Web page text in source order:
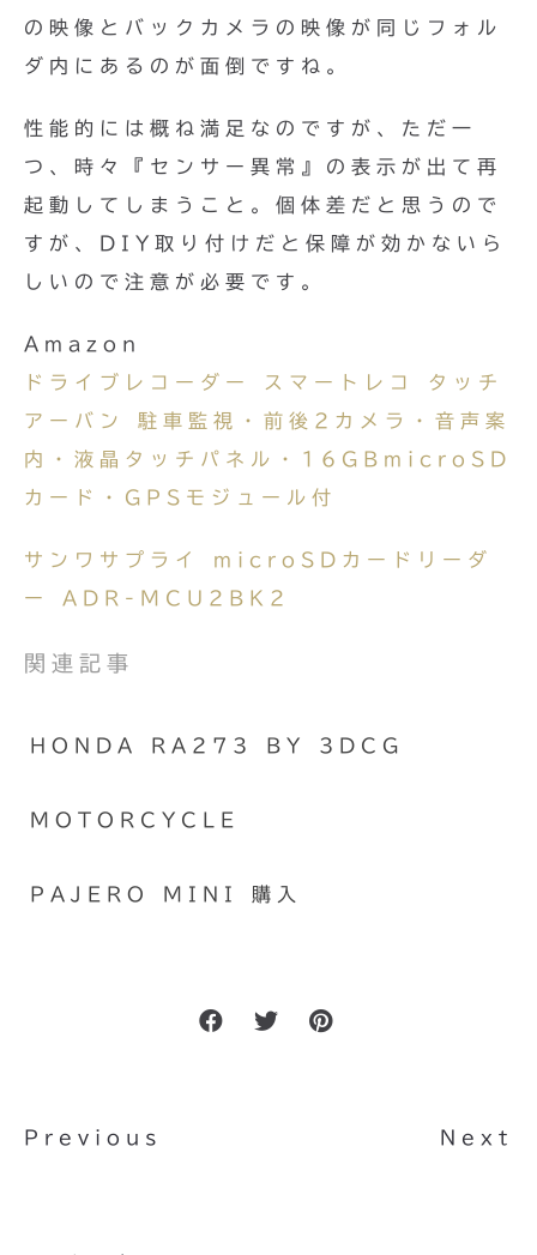
の映像とバックカメラの映像が同じフォル
ダ内にあるのが面倒ですね。
性能的には概ね満足なのですが、ただ一
つ、時々『センサー異常』の表示が出て再
起動してしまうこと。個体差だと思うので
すが、DIY取り付けだと保障が効かないら
しいので注意が必要です。
Amazon
ドライブレコーダー スマートレコ タッチ
アーバン 駐車監視・前後2カメラ・音声案
内・液晶タッチパネル・16GBmicroSD
カード・GPSモジュール付
サンワサプライ microSDカードリーダ
ー ADR-MCU2BK2
関連記事
HONDA RA273 BY 3DCG
MOTORCYCLE
PAJERO MINI 購入
Previous Next